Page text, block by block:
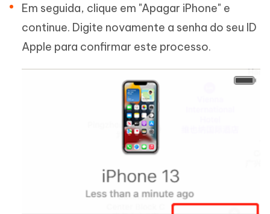
Em seguida, clique em "Apagar iPhone" e
continue. Digite novamente a senha do seu ID
Apple para confirmar este processo.